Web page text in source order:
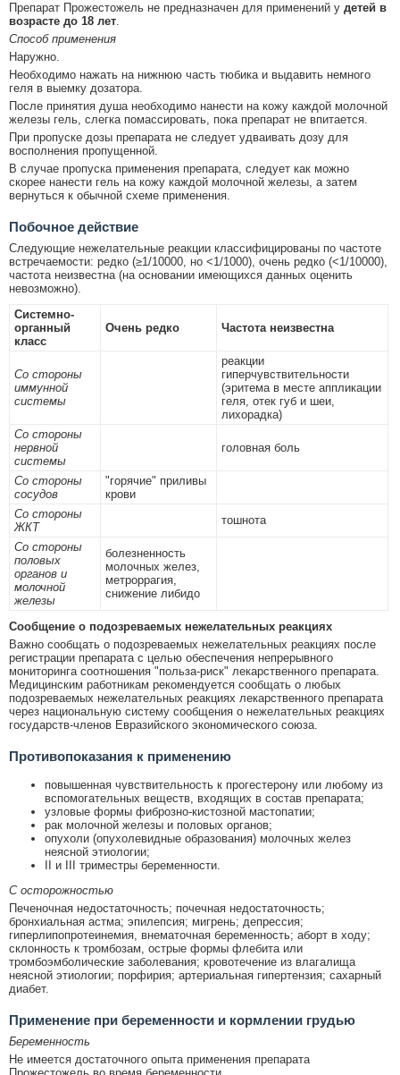
Препарат Прожестожель не предназначен для применений у детей в
возрасте до 18 лет
Способ применения
Наружно.
Необходимо нажать на нижнюю часть тюбика и выдавить немного
геля в выемку дозатора.
После принятия душа необходимо нанести на кожу каждой молочной
железы гель, слегка помассировать, пока препарат не впитается.
При пропуске дозы препарата не следует удваивать дозу для
восполнения пропущенной.
В случае пропуска применения препарата, следует как можно
скорее нанести гель на кожу каждой молочной железы, а затем
вернуться к обычной схеме применения.
Побочное действие
Следующие нежелательные реакции классифицированы по частоте
встречаемости: редко (≥1/10000, но <1/1000), очень редко (<1/10000),
частота неизвестна (на основании имеющихся данных оценить
невозможно).
Системно-
органный
класс
Очень редко Частота неизвестна
Со стороны
иммунной
системы
реакции
гиперчувствительности
(эритема в месте аппликации
геля, отек губ и шеи,
лихорадка)
Со стороны
нервной
системы
головная боль
Со стороны
сосудов
"горячие" приливы
крови
Со стороны
ЖКТ
тошнота
Со стороны
половых
органов и
молочной
железы
болезненность
молочных желез,
метроррагия,
снижение либидо
Сообщение о подозреваемых нежелательных реакциях
Важно сообщать о подозреваемых нежелательных реакциях после
регистрации препарата с целью обеспечения непрерывного
мониторинга соотношения "польза-риск" лекарственного препарата.
Медицинским работникам рекомендуется сообщать о любых
подозреваемых нежелательных реакциях лекарственного препарата
через национальную систему сообщения о нежелательных реакциях
государств-членов Евразийского экономического союза.
Противопоказания к применению
повышенная чувствительность к прогестерону или любому из
вспомогательных веществ, входящих в состав препарата;
узловые формы фиброзно-кистозной мастопатии;
рак молочной железы и половых органов;
опухоли (опухолевидные образования) молочных желез
неясной этиологии;
II и III триместры беременности.
С осторожностью
Печеночная недостаточность; почечная недостаточность;
бронхиальная астма; эпилепсия; мигрень; депрессия;
гиперлипопротеинемия, внематочная беременность; аборт в ходу;
склонность к тромбозам, острые формы флебита или
тромбоэмболические заболевания; кровотечение из влагалища
неясной этиологии; порфирия; артериальная гипертензия; сахарный
диабет.
Применение при беременности и кормлении грудью
Беременность
Не имеется достаточного опыта применения препарата